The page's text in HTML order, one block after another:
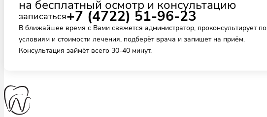
на бесплатный осмотр и консультацию
записаться+7 (4722) 51-96-23
В ближайшее время с Вами свяжется администратор, проконсультирует по
условиям и стоимости лечения, подберёт врача и запишет на приём.
Консультация займёт всего 30-40 минут.